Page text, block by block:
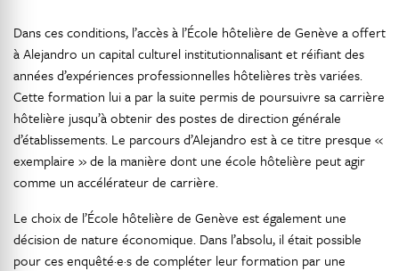
Dans ces conditions, l’accès à l’École hôtelière de Genève a offert
à Alejandro un capital culturel institutionnalisant et réifiant des
années d’expériences professionnelles hôtelières très variées.
Cette formation lui a par la suite permis de poursuivre sa carrière
hôtelière jusqu’à obtenir des postes de direction générale
d’établissements. Le parcours d’Alejandro est à ce titre presque «
exemplaire » de la manière dont une école hôtelière peut agir
comme un accélérateur de carrière.
Le choix de l’École hôtelière de Genève est également une
décision de nature économique. Dans l’absolu, il était possible
pour ces enquêté·e·s de compléter leur formation par une